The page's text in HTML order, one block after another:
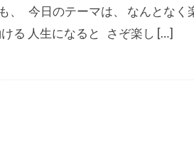
、 今日のテーマは、 なんとな
る 人生になると さぞ楽し […]